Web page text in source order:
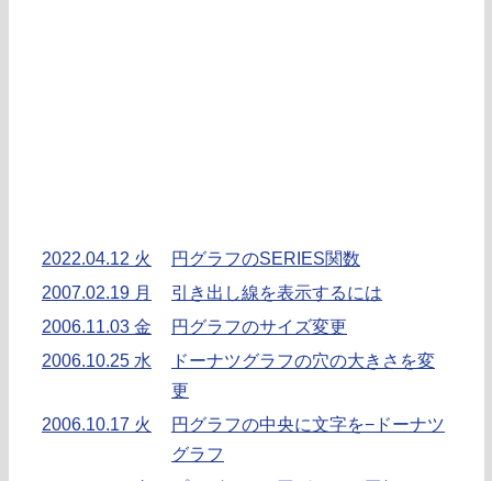
2022.04.12 火
円グラフのSERIES関数
2007.02.19 月
引き出し線を表示するには
2006.11.03 金
円グラフのサイズ変更
2006.10.25 水
ドーナツグラフの穴の大きさを変
更
2006.10.17 火
円グラフの中央に文字を−ドーナツ
グラフ